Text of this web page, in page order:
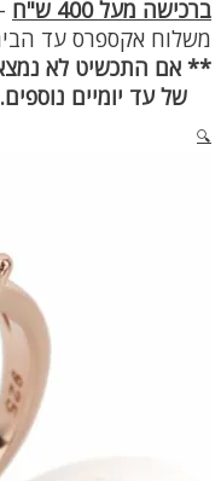
ברכישה מעל 400 ש"ח
משלוח אקספרס עד
** אם התכשיט לא נמצא
של עד יומיים
🔍